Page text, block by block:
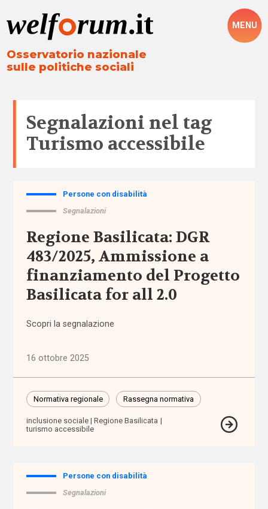
Osservatorio nazionale
sulle politiche sociali
MENU
Segnalazioni nel tag
Turismo accessibile
Tutto
Altre
(1.316)
(744)
Famiglie,
adolescenza
(2.207)
Migrazioni
(1.072)
con
disabilità
Persone con disabilità
Segnalazioni
Regione Basilicata: DGR
483/2025, Ammissione a
finanziamento del Progetto
Basilicata for all 2.0
Scopri la segnalazione
16 ottobre 2025
Normativa regionale Rassegna normativa
inclusione sociale
Regione Basilicata
turismo accessibile
Persone con disabilità
Segnalazioni